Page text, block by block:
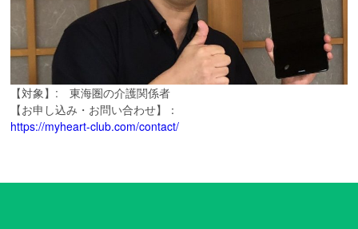
【対象】: 東海圏の介護関係者
【お申し込み・お問い合わせ】：
https://myheart-club.com/contact/